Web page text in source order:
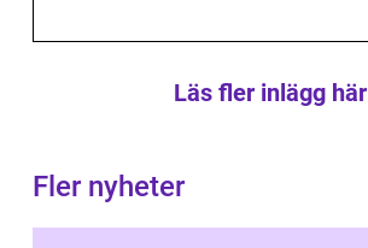
Läs fler inlägg här
Fler nyheter